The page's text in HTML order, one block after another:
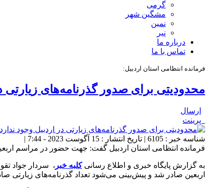
گرمی
مشگین شهر
نمین
نیر
درباره ما
تماس با ما
فرمانده انتظامی استان اردبیل:
محدودیتی برای صدور گذرنامه‌های زیارتی
ارسال
پرینت
شناسه خبر : 6105 | تاریخ انتشار : 15 آگوست 2023 - 7:44 |
فرمانده انتظامی استان اردبیل گفت: جهت حضور در مراسم
به گزارش پایگاه خبری و اطلاع رسانی کلبه خبر
اربعین صادر شد و پیش‌بینی می‌شود تعداد گذرنامه‌های زیارتی